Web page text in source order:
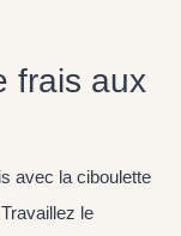
frais aux
avec la ciboulette
le